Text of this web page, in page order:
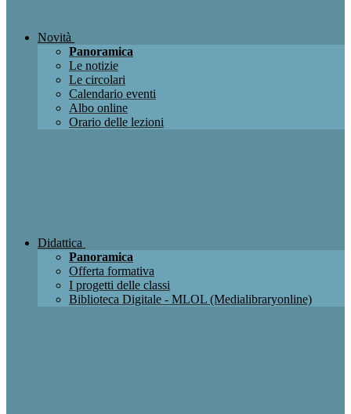
Novità
Panoramica
Le notizie
Le circolari
Calendario eventi
Albo online
Orario delle lezioni
Didattica
Panoramica
Offerta formativa
I progetti delle classi
Biblioteca Digitale - MLOL (Medialibraryonline)